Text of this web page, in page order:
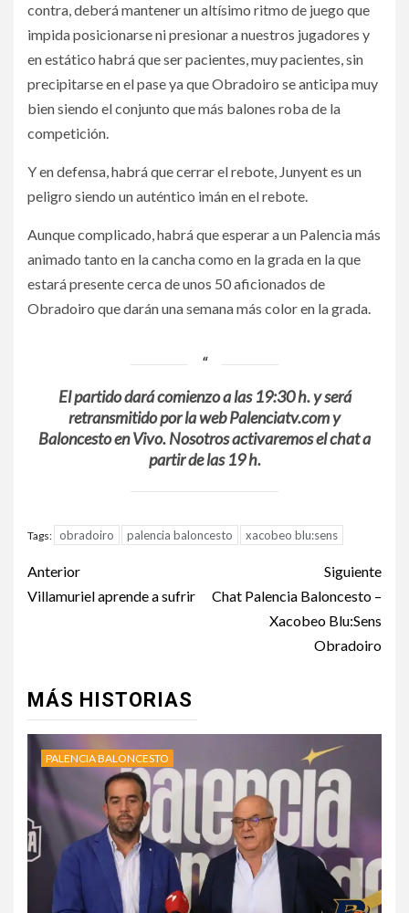
contra, deberá mantener un altísimo ritmo de juego que
impida posicionarse ni presionar a nuestros jugadores y
en estático habrá que ser pacientes, muy pacientes, sin
precipitarse en el pase ya que Obradoiro se anticipa muy
bien siendo el conjunto que más balones roba de la
competición.
Y en defensa, habrá que cerrar el rebote, Junyent es un
peligro siendo un auténtico imán en el rebote.
Aunque complicado, habrá que esperar a un Palencia más
animado tanto en la cancha como en la grada en la que
estará presente cerca de unos 50 aficionados de
Obradoiro que darán una semana más color en la grada.
El partido dará comienzo a las 19:30 h. y será
retransmitido por la web Palenciatv.com y
Baloncesto en Vivo. Nosotros activaremos el chat a
partir de las 19 h.
Tags: obradoiro palencia baloncesto xacobeo blu:sens
Anterior
Villamuriel aprende a sufrir
Siguiente
Chat Palencia Baloncesto –
Xacobeo Blu:Sens
Obradoiro
MÁS HISTORIAS
PALENCIA BALONCESTO